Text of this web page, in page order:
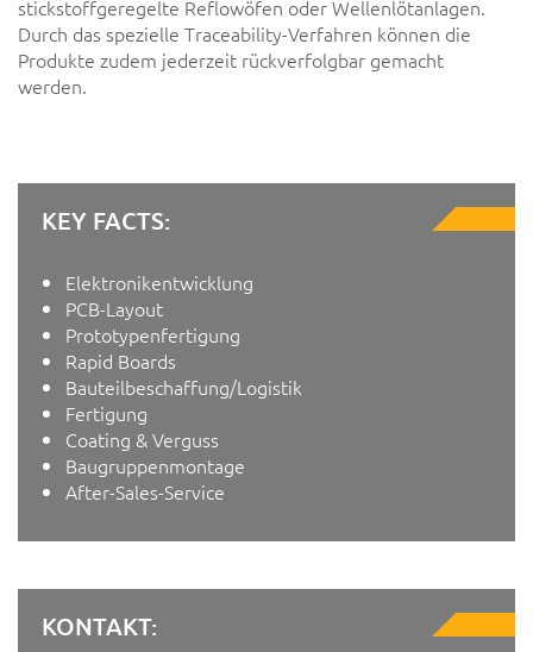
stickstoffgeregelte Reflowöfen oder Wellenlötanlagen.
Durch das spezielle Traceability-Verfahren können die
Produkte zudem jederzeit rückverfolgbar gemacht
werden.
KEY FACTS:
Elektronikentwicklung
PCB-Layout
Prototypenfertigung
Rapid Boards
Bauteilbeschaffung/Logistik
Fertigung
Coating & Verguss
Baugruppenmontage
After-Sales-Service
KONTAKT: